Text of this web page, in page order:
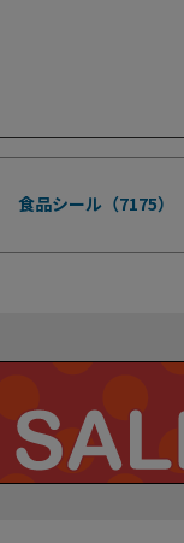
食品シール（7175）